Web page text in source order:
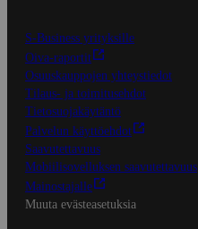
S-Business yrityksille
Oiva-raportit
Osuuskauppojen yhteystiedot
Tilaus- ja toimitusehdot
Tietosuojakäytäntö
Palvelun käyttöehdot
Saavutettavuus
Mobiilisovelluksen saavutettavuus
Mainostajalle
Muuta evästeasetuksia